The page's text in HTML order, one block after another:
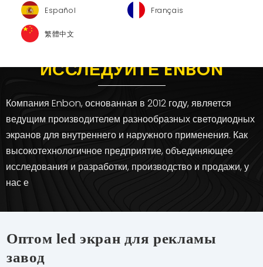
Español Français
繁體中文
ИССЛЕДУЙТЕ ENBON
Компания Enbon, основанная в 2012 году, является
ведущим производителем разнообразных светодиодных
экранов для внутреннего и наружного применения. Как
высокотехнологичное предприятие, объединяющее
исследования и разработки, производство и продажи, у
нас е
Оптом led экран для рекламы
завод